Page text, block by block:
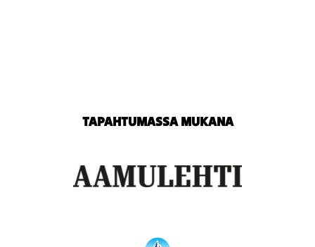
TAPAHTUMASSA MUKANA